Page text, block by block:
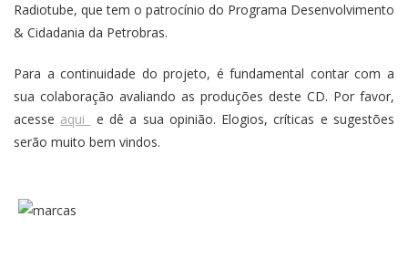
Radiotube, que tem o patrocínio do Programa Desenvolvimento
& Cidadania da Petrobras.
Para a continuidade do projeto, é fundamental contar com a
sua colaboração avaliando as produções deste CD. Por favor,
acesse aqui
e dê a sua opinião. Elogios, críticas e sugestões
serão muito bem vindos.